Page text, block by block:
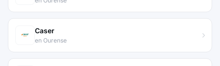
Caser
en Ourense